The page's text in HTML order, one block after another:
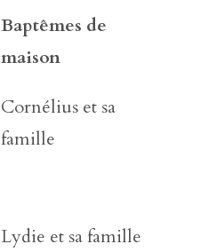
Baptêmes de
maison
Cornélius et sa
famille
Lydie et sa famille